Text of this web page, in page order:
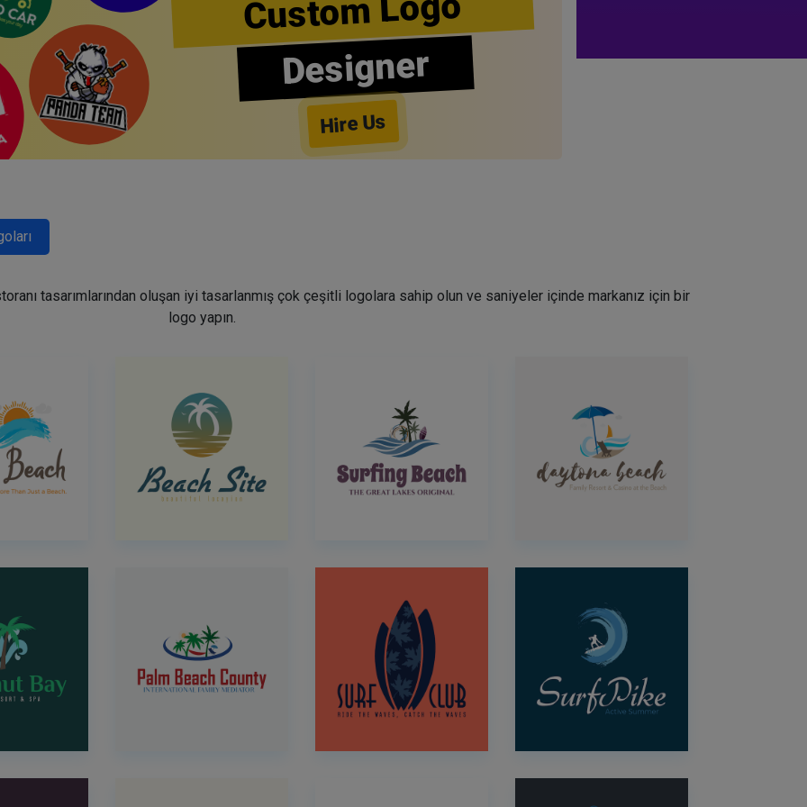
Custom Logo
Designer
Hire Us
tasarımlarından oluşan iyi tasarlanmış çok çeşitli logolara sahip olun ve saniyeler içinde markanız için bir
logo yapın.